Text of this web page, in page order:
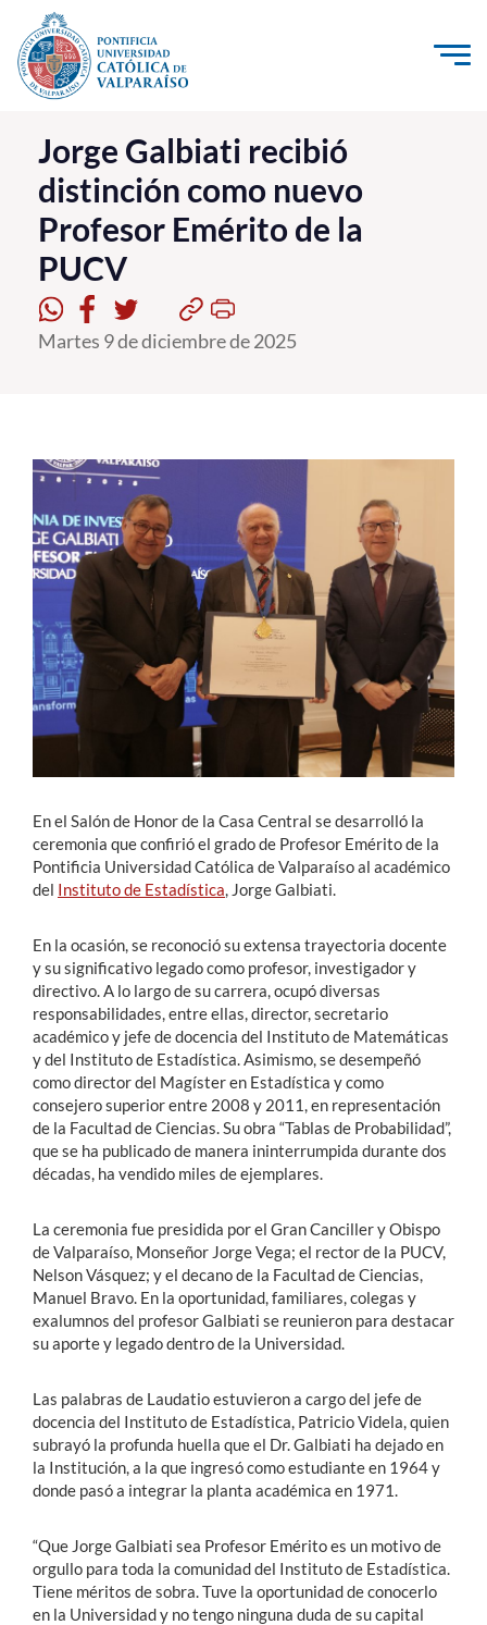
Click acá para ir directamente al contenido
La Universidad
Investigación, Creación e Innovación
PUCV Internacional
Vinculación con el Medio
Admisión
Formación Continua
Estudiantes
Académicos
Funcionarios
Alumni
Jorge Galbiati recibió
distinción como nuevo
Profesor Emérito de la
PUCV
Martes 9 de diciembre de 2025
En el Salón de Honor de la Casa Central se desarrolló la
ceremonia que confirió el grado de Profesor Emérito de la
Pontificia Universidad Católica de Valparaíso al académico
del Instituto de Estadística , Jorge Galbiati.
En la ocasión, se reconoció su extensa trayectoria docente
y su significativo legado como profesor, investigador y
directivo. A lo largo de su carrera, ocupó diversas
responsabilidades, entre ellas, director, secretario
académico y jefe de docencia del Instituto de Matemáticas
y del Instituto de Estadística. Asimismo, se desempeñó
como director del Magíster en Estadística y como
consejero superior entre 2008 y 2011, en representación
de la Facultad de Ciencias. Su obra “Tablas de Probabilidad”,
que se ha publicado de manera ininterrumpida durante dos
décadas, ha vendido miles de ejemplares.
La ceremonia fue presidida por el Gran Canciller y Obispo
de Valparaíso, Monseñor Jorge Vega; el rector de la PUCV,
Nelson Vásquez; y el decano de la Facultad de Ciencias,
Manuel Bravo. En la oportunidad, familiares, colegas y
exalumnos del profesor Galbiati se reunieron para destacar
su aporte y legado dentro de la Universidad.
Las palabras de Laudatio estuvieron a cargo del jefe de
docencia del Instituto de Estadística, Patricio Videla, quien
subrayó la profunda huella que el Dr. Galbiati ha dejado en
la Institución, a la que ingresó como estudiante en 1964 y
donde pasó a integrar la planta académica en 1971.
“Que Jorge Galbiati sea Profesor Emérito es un motivo de
orgullo para toda la comunidad del Instituto de Estadística.
Tiene méritos de sobra. Tuve la oportunidad de conocerlo
en la Universidad y no tengo ninguna duda de su capital